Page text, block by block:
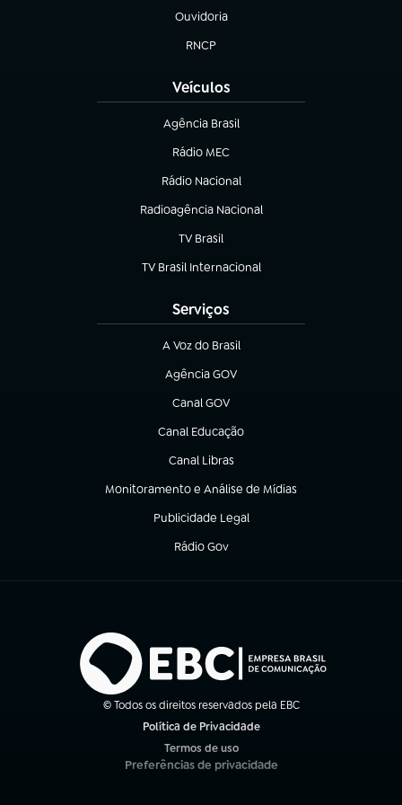
Ouvidoria
(abre em nova aba)
RNCP
(abre em nova aba)
Veículos
Agência Brasil
(abre em nova aba)
Rádio MEC
(abre em nova aba)
Rádio Nacional
Radioagência Nacional
(abre em nova aba)
TV Brasil
(abre em nova aba)
TV Brasil Internacional
(abre em nova aba)
Serviços
A Voz do Brasil
(abre em nova aba)
Agência GOV
(abre em nova aba)
Canal GOV
(abre em nova aba)
Canal Educação
(abre em nova aba)
Canal Libras
(abre em nova aba)
Monitoramento e Análise de Mídias
(abre em nova aba)
Publicidade Legal
(abre em nova aba)
Rádio Gov
(abre em nova aba)
© Todos os direitos reservados pela EBC
Política de Privacidade
Termos de uso
(abre em nova aba)
Preferências de privacidade